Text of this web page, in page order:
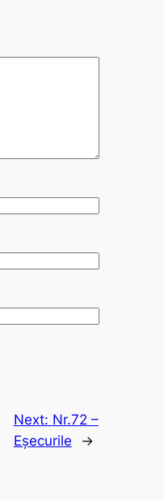
Next: Nr.72 –
Eșecurile
→